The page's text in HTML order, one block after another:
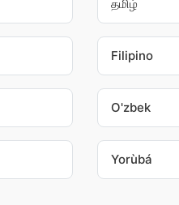
தமிழ்
Filipino
O'zbek
Yorùbá